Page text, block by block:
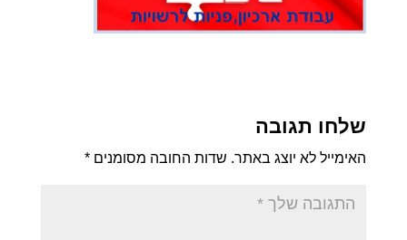
שלחו תגובה
האימייל לא יוצג באתר. שדות החובה מסומנים *